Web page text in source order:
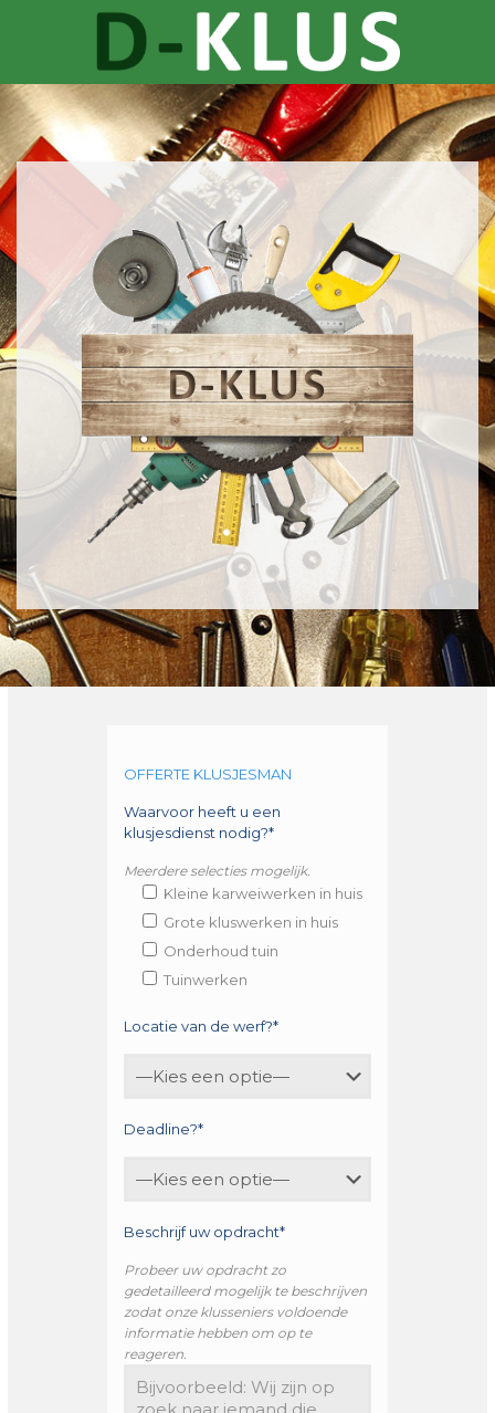
OFFERTE KLUSJESMAN
Waarvoor heeft u een
klusjesdienst nodig?*
Meerdere selecties mogelijk.
Kleine karweiwerken in huis
Grote kluswerken in huis
Onderhoud tuin
Tuinwerken
Locatie van de werf?*
Deadline?*
Beschrijf uw opdracht*
Probeer uw opdracht zo
gedetailleerd mogelijk te beschrijven
zodat onze klusseniers voldoende
informatie hebben om op te
reageren.